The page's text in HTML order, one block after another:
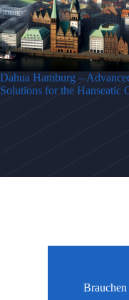
Dahua Hamburg –
Solutions for the Hanseatic